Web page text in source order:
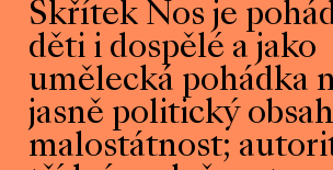
Skřítek Nos je
děti i dospělé a jako
umělecká pohádka
jasně politický
malostátnost;